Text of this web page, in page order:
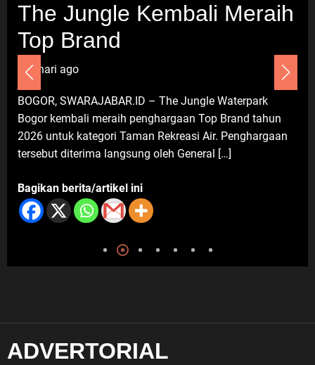
Praperadilan dalam KUHAP
Darsum Apresiasi Kepedulian
Cellica Nurachadiana terhadap
Kabupaten Bekasi: Bukti
Pengabdian yang Nyata untuk
The Jungle Kembali Meraih
Top Brand
7 hari ago
BOGOR, SWARAJABAR.ID – The Jungle Waterpark
Bogor kembali meraih penghargaan Top Brand tahun
2026 untuk kategori Taman Rekreasi Air. Penghargaan
tersebut diterima langsung oleh General […]
Bagikan berita/artikel ini
ADVERTORIAL